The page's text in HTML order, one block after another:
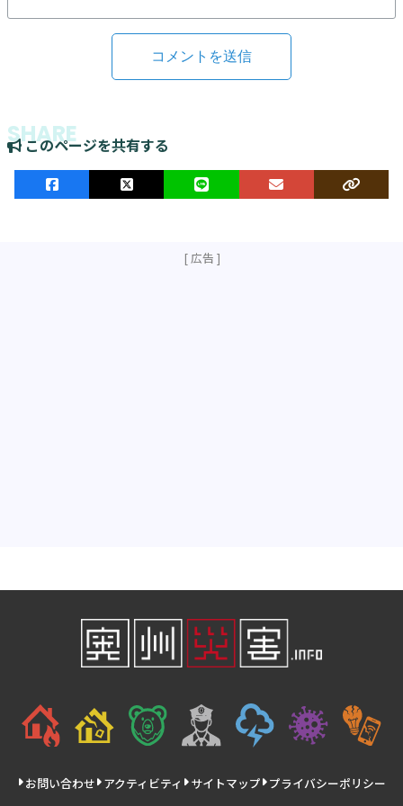
このページを共有する
お問い合わせ アクティビティ サイトマップ プライバシーポリシー